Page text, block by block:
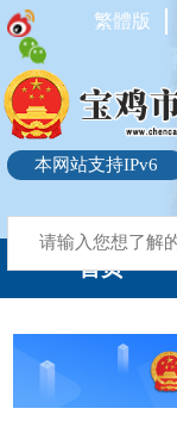
本网站支持IPv6
繁體版
首页